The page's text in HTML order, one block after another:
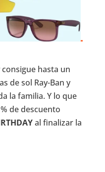
consigue hasta un
de sol Ray-Ban y
la familia. Y lo que
de descuento
al finalizar la